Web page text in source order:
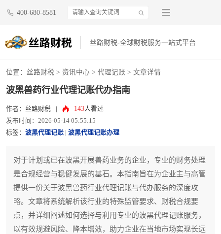
400-680-8581
丝路财税-全球财税服务一站式平台
位置： 丝路财税 > 资讯中心 > 代理记账 > 文章详情
波黑兽药行业代理记账代办指南
作者：丝路财税 143人看过
发布时间：2026-05-14 05:55:15
标签： 波黑代理记账 波黑代理记账办理
对于计划或已在波黑开展兽药业务的企业，专业的财务处理
是合规经营与稳健发展的基石。本指南旨在为企业主与高管
提供一份关于波黑兽药行业代理记账与代办服务的深度攻
略。文章将系统解析该行业的特殊监管要求、财税合规要
点，并详细阐述如何选择与利用专业的波黑代理记账服务，
以有效规避风险、降本增效，助力企业在当地市场实现长远